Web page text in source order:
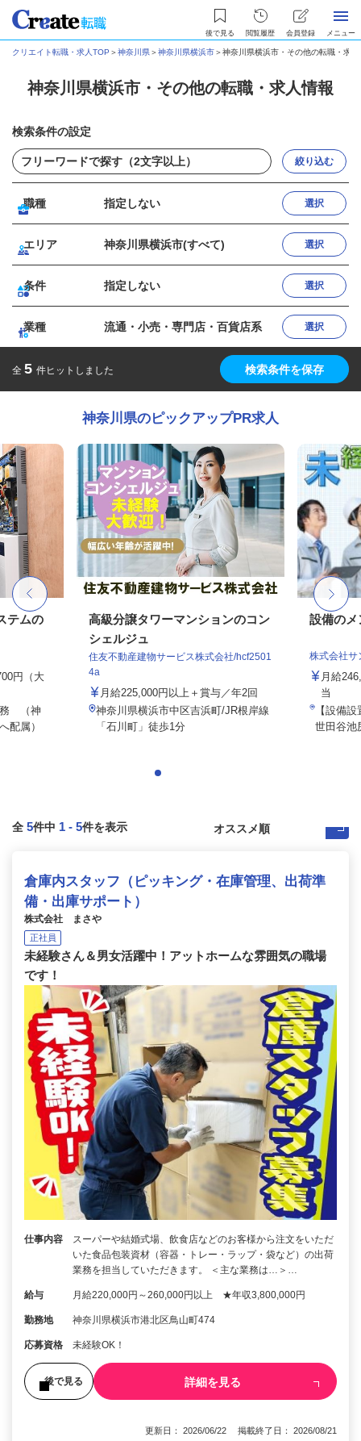
後で見る 閲覧履歴 会員登録 メニュー
クリエイト転職・求人TOP ＞神奈川県＞神奈川県横浜市＞神奈川県横浜市・その他の転職・求人
神奈川県横浜市・その他の転職・求人情報
検索条件の設定
絞り込む
職種 指定しない 選択
エリア 神奈川県横浜市(すべて) 選択
条件 指定しない 選択
業種 流通・小売・専門店・百貨店系 選択
全 5 件ヒットしました 検索条件を保存
神奈川県のピックアップPR求人
テムの
円（大
務 （神
配属）
高級分譲タワーマンションのコン
シェルジュ
住友不動産建物サービス株式会社/hcf2501
4a
月給225,000円以上＋賞与／年2回
神奈川県横浜市中区吉浜町/JR根岸線
「石川町」徒歩1分
設備のメ
株式会社サ
月給
当
【設備
世田谷池
全 5件中 1 - 5件を表示
倉庫内スタッフ（ピッキング・在庫管理、出荷準
備・出庫サポート）
株式会社 まさや
正社員
未経験さん＆男女活躍中！アットホームな雰囲気の職場
です！
仕事内容
スーパーや結婚式場、飲食店などのお客様から注文をいただ
いた食品包装資材（容器・トレー・ラップ・袋など）の出荷
業務を担当していただきます。 ＜主な業務は…＞…
給与 月給220,000円～260,000円以上 ★年収3,800,000円
勤務地 神奈川県横浜市港北区鳥山町474
応募資格 未経験OK！
後で見る 詳細を見る
更新日： 2026/06/22 掲載終了日： 2026/08/21